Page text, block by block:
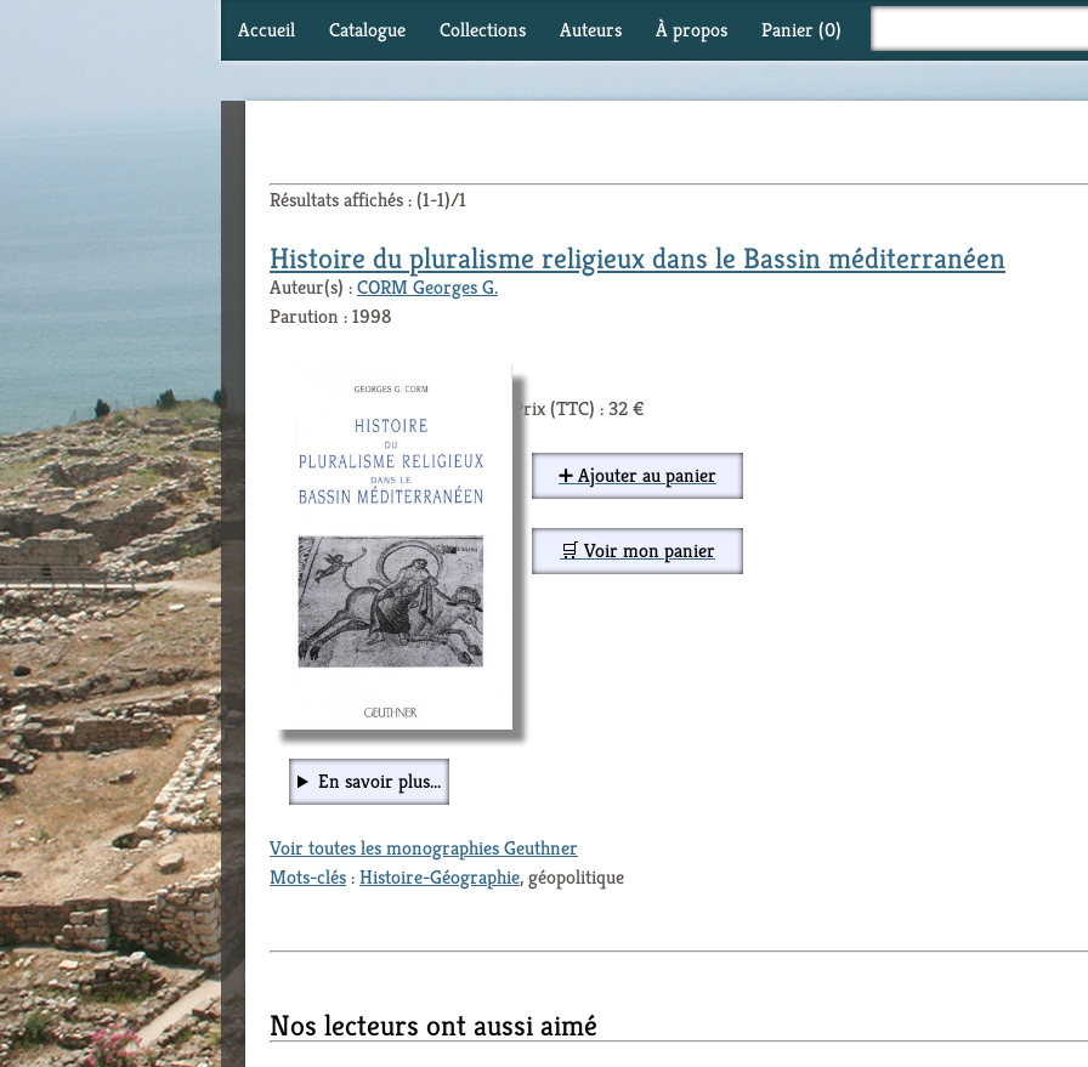
Accueil Catalogue Collections Auteurs À propos Panier (0)
Résultats affichés : (1-1)/1
Histoire du pluralisme religieux dans le Bassin méditerranéen
Auteur(s) :CORM Georges G.
Parution : 1998
Prix (TTC) : 32 €
➕ Ajouter au panier
🛒 Voir mon panier
En savoir plus...
Voir toutes les monographies Geuthner
Mots-clés:Histoire-Géographie, géopolitique
Nos lecteurs ont aussi aimé